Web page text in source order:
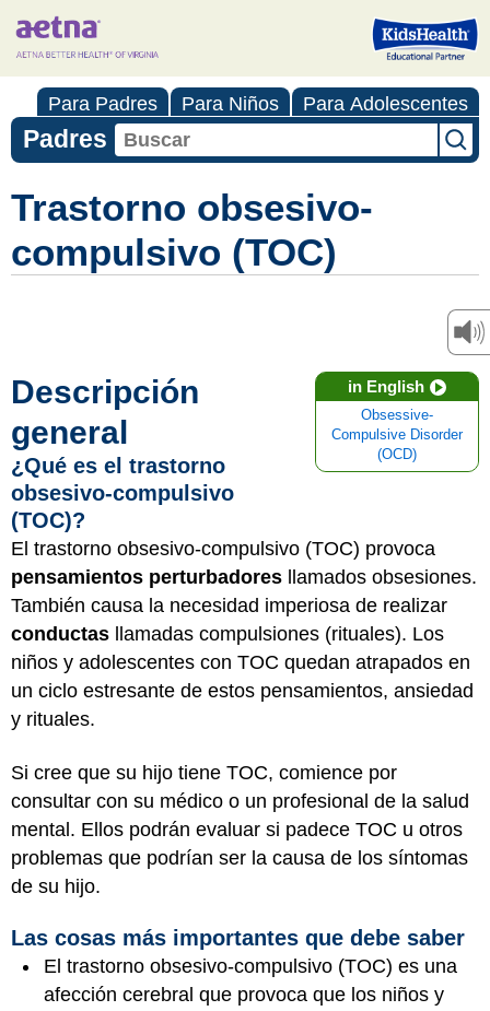
Para Padres Para Niños Para Adolescentes
Padres
Trastorno obsesivo-
compulsivo (TOC)
in English
Obsessive-
Compulsive Disorder
(OCD)
Descripción
general
¿Qué es el trastorno
obsesivo-compulsivo
(TOC)?
El trastorno obsesivo-compulsivo (TOC) provoca
pensamientos perturbadores llamados obsesiones.
También causa la necesidad imperiosa de realizar
conductas
llamadas compulsiones (rituales). Los
niños y adolescentes con TOC quedan atrapados en
un ciclo estresante de estos pensamientos, ansiedad
y rituales.
Si cree que su hijo tiene TOC, comience por
consultar con su médico o un profesional de la salud
mental. Ellos podrán evaluar si padece TOC u otros
problemas que podrían ser la causa de los síntomas
de su hijo.
Las cosas más importantes que debe saber
El trastorno obsesivo-compulsivo (TOC) es una
afección cerebral que provoca que los niños y